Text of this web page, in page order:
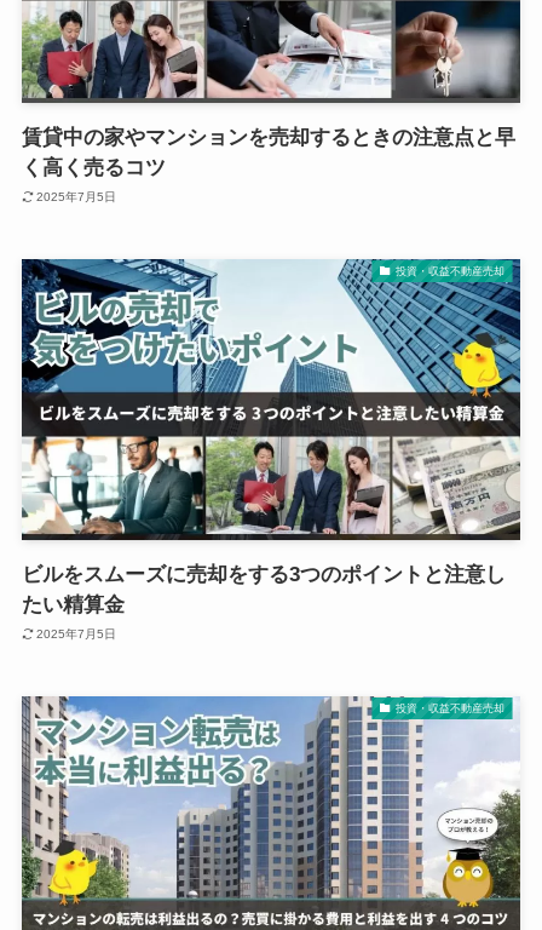
賃貸中の家やマンションを売却するときの注意点と早
く高く売るコツ
2025年7月5日
投資・収益不動産売却
ビルをスムーズに売却をする3つのポイントと注意し
たい精算金
2025年7月5日
投資・収益不動産売却